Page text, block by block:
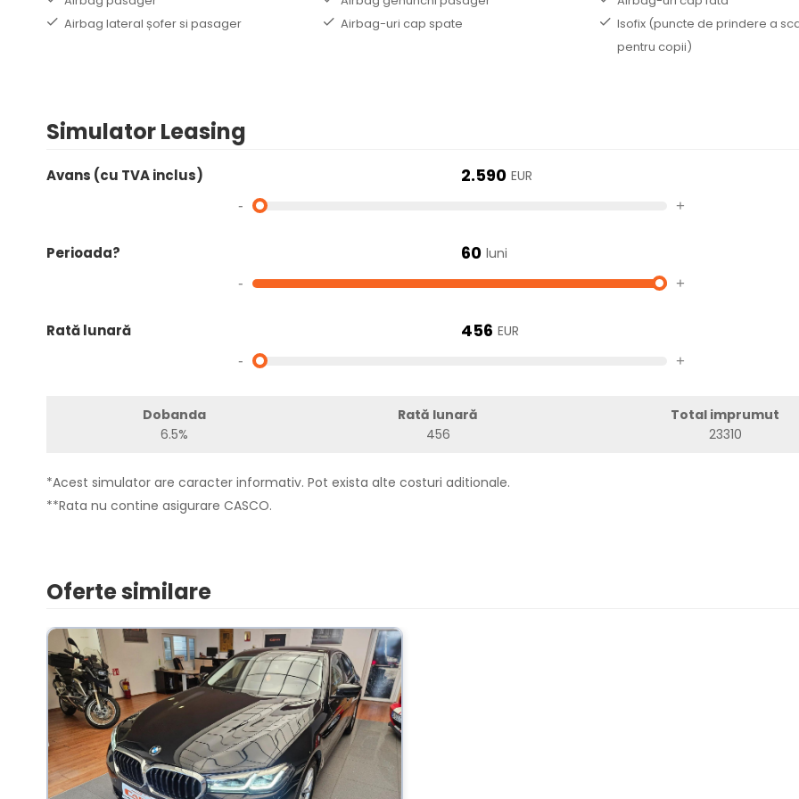
Airbag lateral șofer si pasager
Airbag-uri cap spate
Isofix (puncte de prindere a
pentru copii)
Simulator Leasing
Avans (cu TVA inclus) 2.590 EUR
- +
Perioada? 60 luni
- +
Rată lunară 456 EUR
- +
Dobanda
6.5%
Rată lunară
456
Total imprumut
23310
*Acest simulator are caracter informativ. Pot exista alte costuri aditionale.
**Rata nu contine asigurare CASCO.
Oferte similare